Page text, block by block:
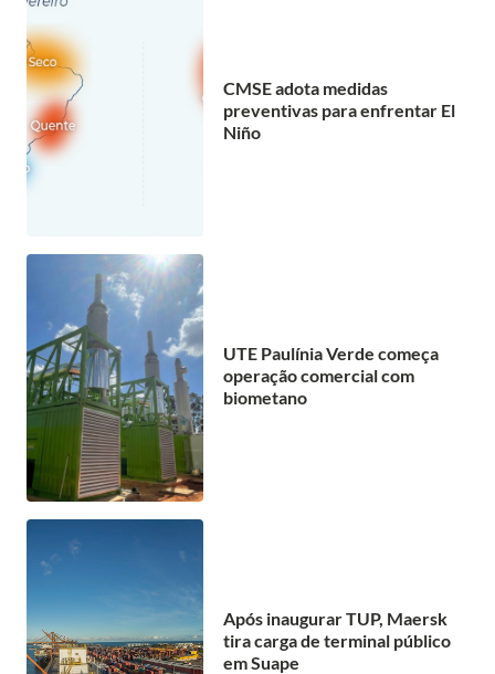
CMSE adota medidas
preventivas para enfrentar El
Niño
UTE Paulínia Verde começa
operação comercial com
biometano
Após inaugurar TUP, Maersk
tira carga de terminal público
em Suape